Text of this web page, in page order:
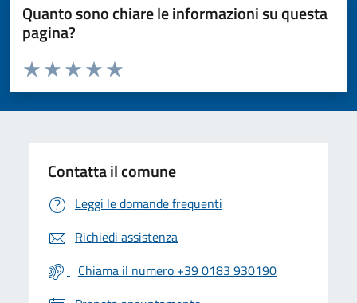
Quanto sono chiare le informazioni su questa
pagina?
Valuta da 1 a 5 stelle la pagina
Valuta 5 stelle su 5
Valuta 4 stelle su 5
Valuta 3 stelle su 5
Valuta 2 stelle su 5
Valuta 1 stelle su 5
Contatta il comune
Leggi le domande frequenti
Richiedi assistenza
Chiama il numero +39 0183 930190